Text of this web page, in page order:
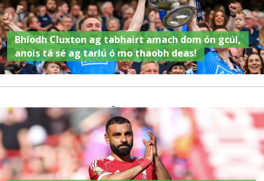
Bhíodh Cluxton ag tabhairt amach dom ón gcúl,
anois tá sé ag tarlú ó mo thaobh deas!